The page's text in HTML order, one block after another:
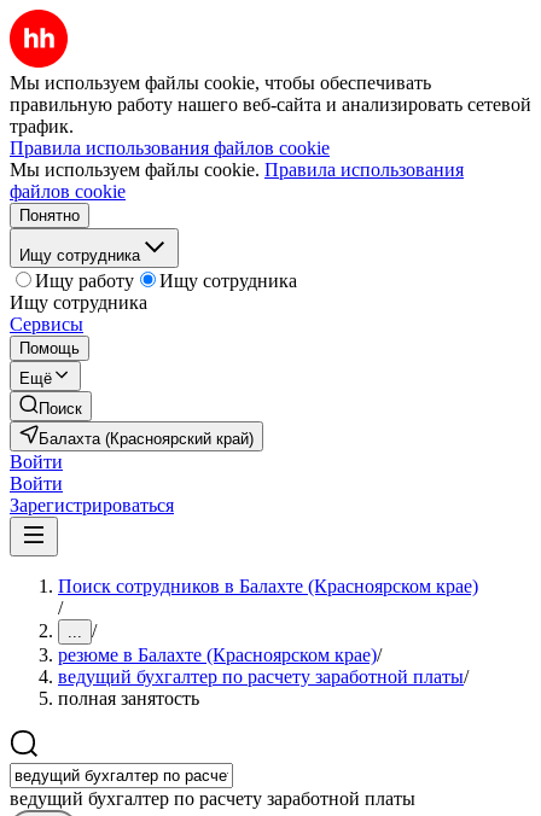
Мы используем файлы cookie, чтобы обеспечивать
правильную работу нашего веб-сайта и анализировать сетевой
трафик.
Правила использования файлов cookie
Мы используем файлы cookie. Правила использования
файлов cookie
Понятно
Ищу сотрудника
Ищу работу
Ищу сотрудника
Ищу сотрудника
Сервисы
Помощь
Ещё
Поиск
Балахта (Красноярский край)
Войти
Войти
Зарегистрироваться
Поиск сотрудников в Балахте (Красноярском крае)
/
... /
резюме в Балахте (Красноярском крае)/
ведущий бухгалтер по расчету заработной платы/
полная занятость
ведущий бухгалтер по расчету заработной платы